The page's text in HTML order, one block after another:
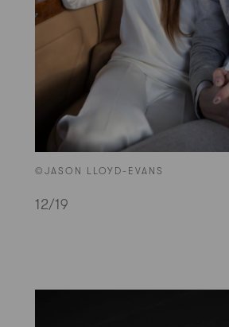
©JASON LLOYD-EVANS
12/19